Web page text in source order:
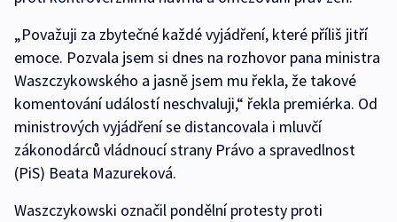
„Považuji za zbytečné každé vyjádření, které příliš jitří
emoce. Pozvala jsem si dnes na rozhovor pana ministra
Waszczykowského a jasně jsem mu řekla, že takové
komentování událostí neschvaluji,“ řekla premiérka. Od
ministrových vyjádření se distancovala i mluvčí
zákonodárců vládnoucí strany Právo a spravedlnost
(PiS) Beata Mazureková.
Waszczykowski označil pondělní protesty proti